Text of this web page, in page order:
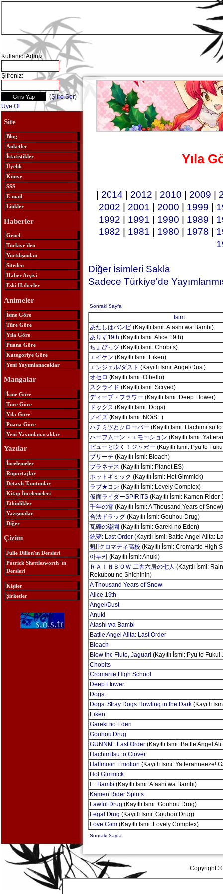
Kullanıcı Adınız:
Şifreniz:
(Şifre Sor)
Üye Ol
Site
Blog
Anketler
İstatistikler
Üyelik
Künye
SSS
E-mail
Linkler
Haberler
Genel
Türkiye'den
Yurtdışından
Siteden
Haber Arşivi
Eski Haberler
Animeler
İsme Göre
Türe Göre
Yıla Göre
Puana Göre
Kategoriye Göre
Yeni Yayımlanacaklar
Mangalar
İsme Göre
Türe Göre
Yıla Göre
Puana Göre
Yeni Yayımlanacaklar
Yazılar
İncelemeler
Röportajlar
Detaylı Tanıtımlar
Kitap İncelemeleri
Etkinlikler
Yazışmalar
Diğer
Çizim
Julie Dillon'ın Dersleri
Patrick Shettlesworth 'ın
Dersleri
Kişiler
Şirketler
Yıla
2014 2012 2010 2009
2002
2001 2000 1999
1992
1991 1990 1989
1982
1981 1980 1978
Diğer İsimleri Sakla
Sadece Türkiye'de
Sonraki Sayfa
İsim
あたしはバンビ(Kayıtlı İsmi: Atashi wa Bambi)
ありす19th (Kayıtlı İsmi: Alice 19th)
ちょびっツ (Kayıtlı İsmi: Chobits)
エイケン (Kayıtlı İsmi: Eiken)
エンジェル/ダスト (Kayıtlı İsmi: Angel/Dust)
オセロ (Kayıtlı İsmi: Othello)
スクライド (Kayıtlı İsmi: Scryed)
ディープ・フラワー (Kayıtlı İsmi: Deep Flower)
ドッグス (Kayıtlı İsmi: Dogs)
ノイズ(Kayıtlı İsmi: NOiSE)
ハチミツとクローバー (Kayıtlı İsmi: Hachimitsu
ハーフムーン・エモーション (Kayıtlı İsmi:
ピューと吹く！ジャガー (Kayıtlı İsmi: Pyu to
ブリーチ (Kayıtlı İsmi: Bleach)
プラネテス (Kayıtlı İsmi: Planet ES)
ホットギミック (Kayıtlı İsmi: Hot Gimmick)
ラブ★コン (Kayıtlı İsmi: Lovely Complex)
仮面ライダーSPIRITS(Kayıtlı İsmi: Kamen Rider
千年の雪(Kayıtlı İsmi: A Thousand Years of Snow)
合法ドラッグ(Kayıtlı İsmi: Gouhou Drug)
瓦礫の楽園 (Kayıtlı İsmi: Gareki no Eden)
銃夢: Last Order(Kayıtlı İsmi: Battle Angel Alita:
魁!!クロマティ高校(Kayıtlı İsmi: Cromartie High
아누키 (Kayıtlı İsmi: Anuki)
ＲＡＩＮＢＯＷ 二舎六房の七人 (Kayıtlı İsmi:
Rokubou no Shichinin)
A Thousand Years of Snow
Alice 19th
Angel/Dust
Anuki
Atashi wa Bambi
Battle Angel Alita: Last Order
Bleach
Blow the Flute, Jaguar!(Kayıtlı İsmi: Pyu to Fuku!
Chobits
Cromartie High School
Deep Flower
Dogs
Dogs: Stray Dogs Howling in the Dark(Kayıtlı
Eiken
Gareki no Eden
Gouhou Drug
GUNNM : Last Order(Kayıtlı İsmi: Battle Angel
Hachimitsu to Clover
Halfmoon Emotion (Kayıtlı İsmi: Yatteranneeze!
Hot Gimmick
I :: Bambi (Kayıtlı İsmi: Atashi wa Bambi)
Kamen Rider Spirits
Lawful Drug (Kayıtlı İsmi: Gouhou Drug)
Legal Drug (Kayıtlı İsmi: Gouhou Drug)
Love Com(Kayıtlı İsmi: Lovely Complex)
Sonraki Sayfa
Copyright ©